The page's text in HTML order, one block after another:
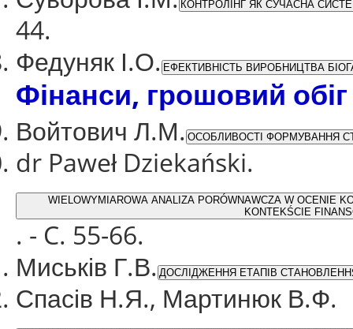
КОНТРОЛІНГ ЯК СУЧАСНА
44.
Федуняк І.О. ЕФЕКТИВНІСТЬ ВИРОБНИЦТВА
Фінанси, грошовий
Войтович Л.М. ОСОБЛИВОСТІ ФОРМУВАННЯ
dr Paweł Dziekański.
WIELOWYMIAROWA ANALIZA PORÓWNAWCZA W OCENIE
KONTEKŚCIE
. - C. 55-66.
Миськів Г.В. ДОСЛІДЖЕННЯ ЕТАПІВ
Спасів Н.Я., Мартинюк В.Ф.